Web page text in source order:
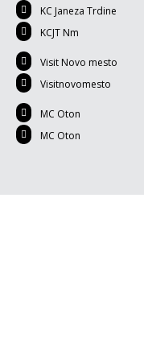
KC Janeza Trdine
KCJT Nm
Visit Novo mesto
Visitnovomesto
MC Oton
MC Oton